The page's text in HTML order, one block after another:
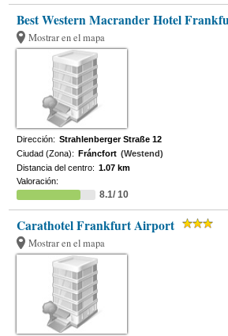
Best Western Macrander Hotel
Mostrar en el mapa
Dirección: Strahlenberger Straße 12
Ciudad (Zona): Fráncfort (Westend)
Distancia del centro: 1.07 km
Valoración:
8.1/ 10
Carathotel Frankfurt Airport
Mostrar en el mapa